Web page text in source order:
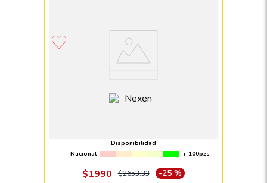
Disponibilidad
Nacional
+ 100pzs
$1990 $2653.33 -25 %